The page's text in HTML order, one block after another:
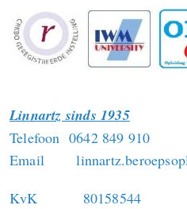
Linnartz sinds 1935
Telefoon 0642 849 910
Email
KvK 80158544